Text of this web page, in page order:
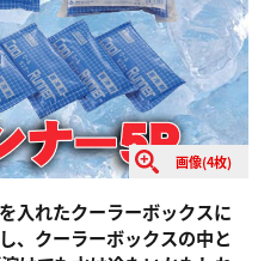
画像(4枚)
入れたクーラーボックスに
、クーラーボックスの中と